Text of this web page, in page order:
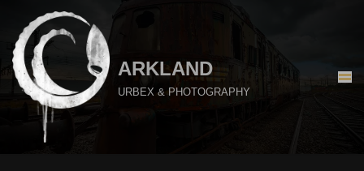
Aller
au
contenu
ARKLAND
URBEX & PHOTOGRAPHY